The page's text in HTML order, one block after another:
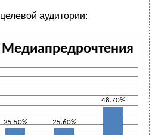
целевой аудитории: